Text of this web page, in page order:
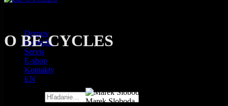
Domov
Predajňa
Servis
E-shop
Kontakty
EN
Hľadať:
O BE-CYCLES
Predajňu a servis bicyklov BE-CYCLES vedie od roku 2013 Marek
Sloboda.
Marek Sloboda